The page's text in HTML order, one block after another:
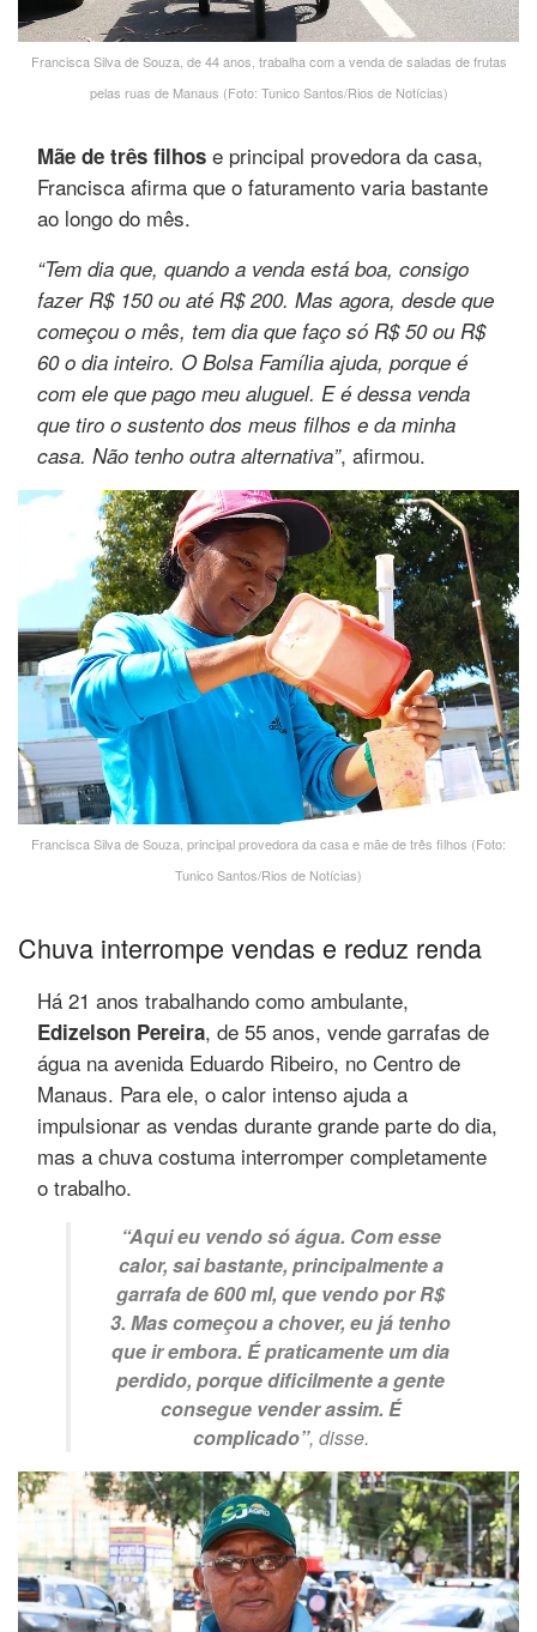
Francisca Silva de Souza, de 44 anos, trabalha com a venda de saladas de frutas
pelas ruas de Manaus (Foto: Tunico Santos/Rios de Notícias)
Mãe de três filhos e principal provedora da casa,
Francisca afirma que o faturamento varia bastante
ao longo do mês.
“Tem dia que, quando a venda está boa, consigo
fazer R$ 150 ou até R$ 200. Mas agora, desde que
começou o mês, tem dia que faço só R$ 50 ou R$
60 o dia inteiro. O Bolsa Família ajuda, porque é
com ele que pago meu aluguel. E é dessa venda
que tiro o sustento dos meus filhos e da minha
casa. Não tenho outra alternativa”, afirmou.
Francisca Silva de Souza, principal provedora da casa e mãe de três filhos (Foto:
Tunico Santos/Rios de Notícias)
Chuva interrompe vendas e reduz renda
Há 21 anos trabalhando como ambulante,
Edizelson Pereira, de 55 anos, vende garrafas de
água na avenida Eduardo Ribeiro, no Centro de
Manaus. Para ele, o calor intenso ajuda a
impulsionar as vendas durante grande parte do dia,
mas a chuva costuma interromper completamente
o trabalho.
“Aqui eu vendo só água. Com esse
calor, sai bastante, principalmente a
garrafa de 600 ml, que vendo por R$
3. Mas começou a chover, eu já tenho
que ir embora. É praticamente um dia
perdido, porque dificilmente a gente
consegue vender assim. É
complicado”, disse.